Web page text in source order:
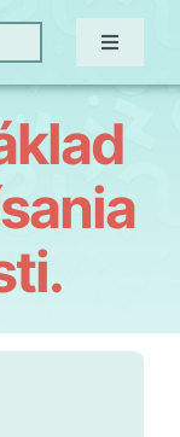
Toggle